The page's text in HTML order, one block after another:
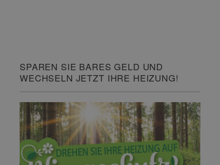
SPAREN SIE BARES GELD UND
WECHSELN JETZT IHRE HEIZUNG!